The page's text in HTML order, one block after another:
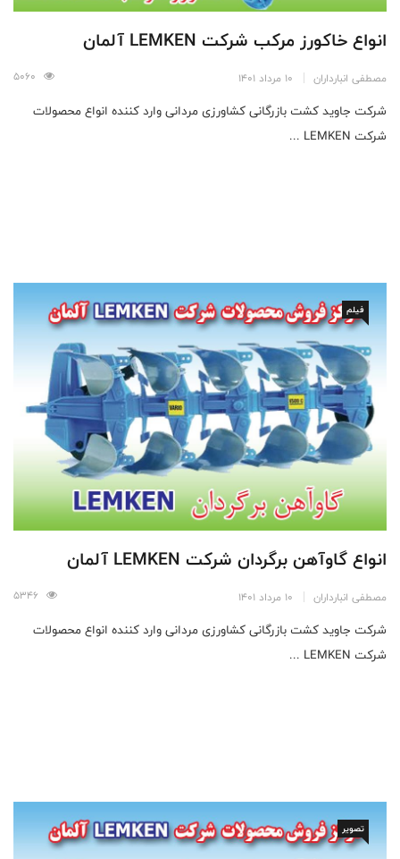
انواع خاکورز مرکب شرکت LEMKEN آلمان
مصطفی انبارداران 10 مرداد 1401
شرکت جاوید کشت بازرگانی کشاورزی مردانی وارد کننده انواع محصولات
شرکت LEMKEN ...
فیلم
انواع گاوآهن برگردان شرکت LEMKEN آلمان
مصطفی انبارداران 10 مرداد 1401
شرکت جاوید کشت بازرگانی کشاورزی مردانی وارد کننده انواع محصولات
شرکت LEMKEN ...
تصویر